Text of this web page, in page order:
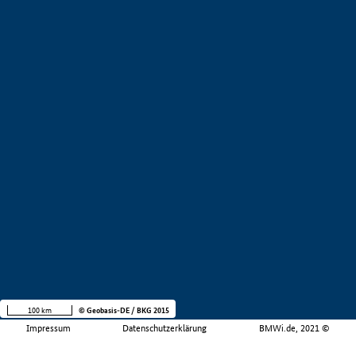
Impressum Datenschutzerklärung BMWi.de, 2021 ©
100 km © Geobasis-DE / BKG 2015